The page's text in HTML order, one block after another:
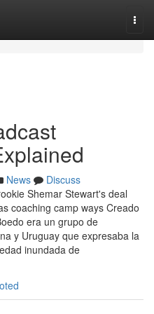
News
Discuss
Shemar Stewart's deal
coaching camp ways Creado
era un grupo de
y Uruguay que expresaba la
inundada de